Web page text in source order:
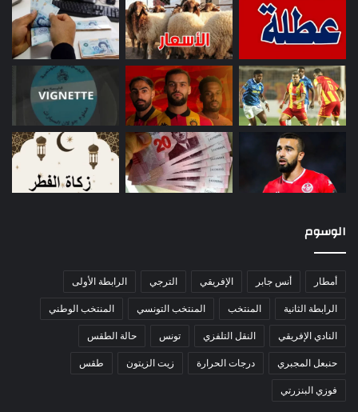
الوسوم
أمطار أنس جابر الإفريقي الترجي الرابطة الأولى
الرابطة الثانية المنتخب المنتخب التونسي المنتخب الوطني
النادي الإفريقي النقل التلفزي تونس حالة الطقس
حنبعل المجبري درجات الحرارة زيت الزيتون طقس
فوزي البنزرتي